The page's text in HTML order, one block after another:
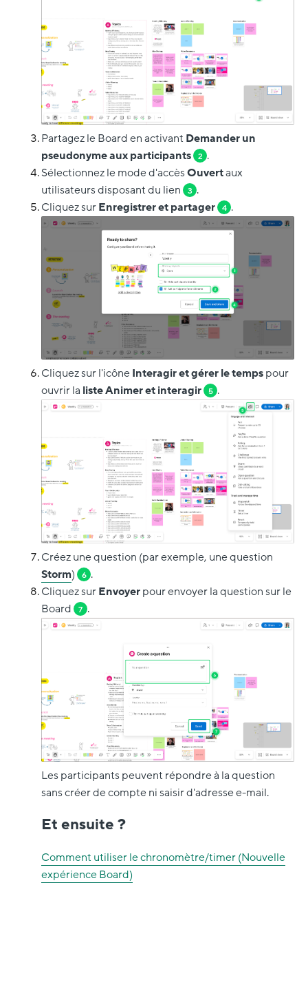
Partagez le Board en activant Demander un
pseudonyme aux participants
2 .
Sélectionnez le mode d'accèsOuvertaux
utilisateurs disposant du lien
3 .
Cliquez surEnregistrer et partager 4 .
Cliquez sur l'icôneInteragir et gérer le tempspour
ouvrir la liste Animer et interagir 5 .
Créez une question (par exemple, une question
Storm) 6 .
Cliquez surEnvoyerpour envoyer la question sur le
Board
7 .
Les participants peuvent répondre à la question
sans créer de compte ni saisir d'adresse e-mail.
Et ensuite ?
Comment utiliser le chronomètre/timer (Nouvelle
expérience Board)